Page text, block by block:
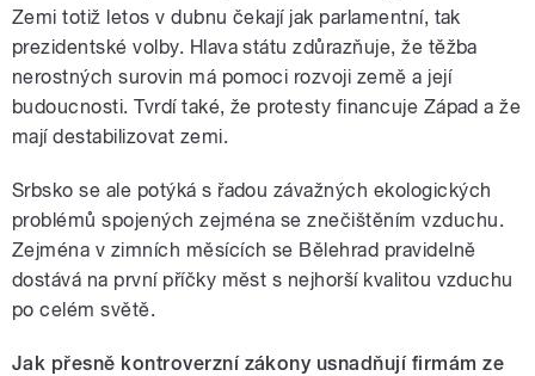
Zemi totiž letos v dubnu čekají jak parlamentní, tak
prezidentské volby. Hlava státu zdůrazňuje, že těžba
nerostných surovin má pomoci rozvoji země a její
budoucnosti. Tvrdí také, že protesty financuje Západ a že
mají destabilizovat zemi.
Srbsko se ale potýká s řadou závažných ekologických
problémů spojených zejména se znečištěním vzduchu.
Zejména v zimních měsících se Bělehrad pravidelně
dostává na první příčky měst s nejhorší kvalitou vzduchu
po celém světě.
Jak přesně kontroverzní zákony usnadňují firmám ze